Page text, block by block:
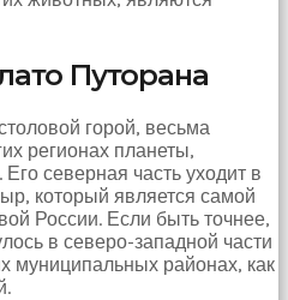
Путорана
горой, весьма
регионах планеты,
северная часть уходит в
который является самой
России. Если быть точнее,
в северо-западной части
муниципальных районах, как